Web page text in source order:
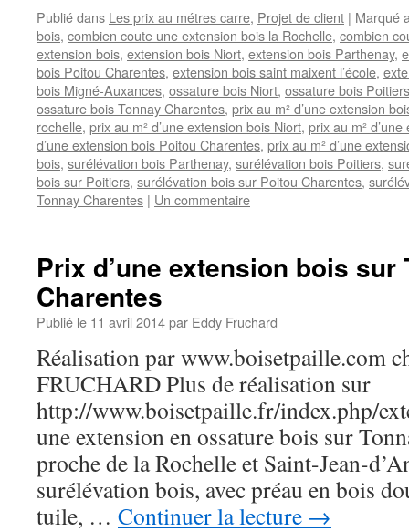
Publié dans Les prix au métres carre, Projet de client | Marqué
bois, combien coute une extension bois la Rochelle, combien
extension bois, extension bois Niort, extension bois Parthenay,
bois Poitou Charentes, extension bois saint maixent l’école,
bois Migné-Auxances, ossature bois Niort, ossature bois Poitiers
ossature bois Tonnay Charentes, prix au m² d’une extension
rochelle, prix au m² d’une extension bois Niort, prix au m²
d’une extension bois Poitou Charentes, prix au m² d’une
bois, surélévation bois Parthenay, surélévation bois Poitiers,
bois sur Poitiers, surélévation bois sur Poitou Charentes,
Tonnay Charentes | Un commentaire
Prix d’une extension bois sur
Charentes
Publié le 11 avril 2014par Eddy Fruchard
Réalisation par www.boisetpaille.com
FRUCHARD Plus de réalisation sur
http://www.boisetpaille.fr/index.php/
une extension en ossature bois sur
proche de la Rochelle et Saint-Jean-
surélévation bois, avec préau en bois
tuile, … Continuer la lecture →